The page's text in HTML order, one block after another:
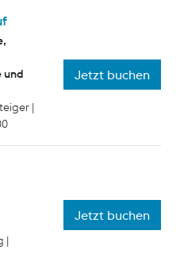
und
Jetzt buchen
Jetzt buchen